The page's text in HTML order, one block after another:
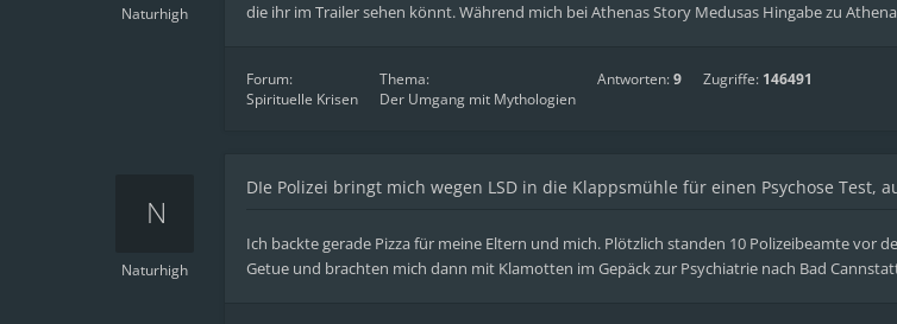
Naturhigh
die ihr im Trailer sehen könnt. Während mich bei Athenas Story Medusas Hingabe zu
Forum:
Spirituelle Krisen
Thema:
Der Umgang mit Mythologien
Antworten:9 Zugriffe: 146491
Naturhigh
DIe Polizei bringt mich wegen LSD in die Klappsmühle für einen Psychose Test,
Ich backte gerade Pizza für meine Eltern und mich. Plötzlich standen 10 Polizeibeamte
Getue und brachten mich dann mit Klamotten im Gepäck zur Psychiatrie nach Bad